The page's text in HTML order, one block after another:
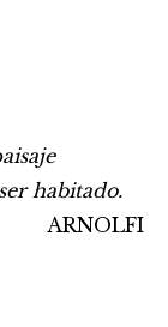
habitado.
ARNOLFI